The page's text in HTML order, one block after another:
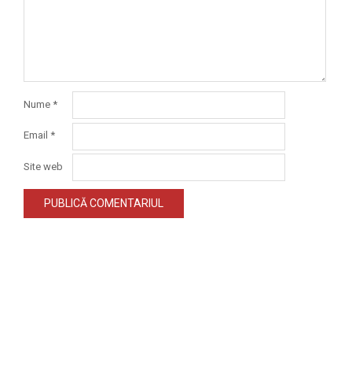
Nume *
Email *
Site web